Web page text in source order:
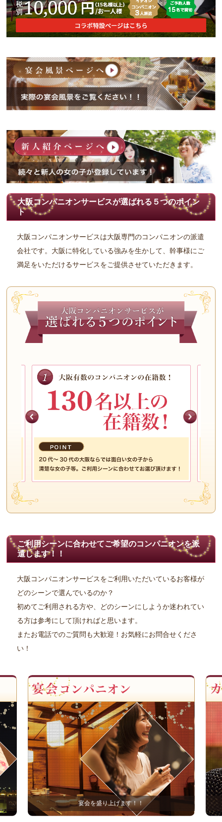
大阪コンパニオンサービスが選ばれる５つのポイン
ト
大阪コンパニオンサービスは大阪専門のコンパニオンの派遣
会社です。大阪に特化している強みを生かして、幹事様にご
満足をいただけるサービスをご提供させていただきます。
ご利用シーンに合わせてご希望のコンパニオンを派
遣します！！
大阪コンパニオンサービスをご利用いただいているお客様が
どのシーンで選んでいるのか？
初めてご利用される方や、どのシーンにしようか迷われてい
る方は参考にして頂ければと思います。
またお電話でのご質問も大歓迎！お気軽にお問合せくださ
い！
宴会を盛り上げます！！